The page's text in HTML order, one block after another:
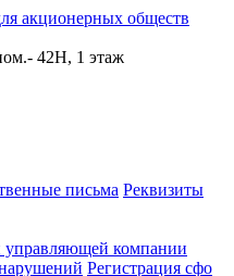
42Н, 1 этаж
письма Реквизиты
управляющей компании
Регистрация сфо